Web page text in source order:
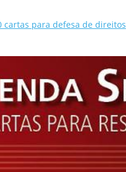
cartas para defesa de direitos